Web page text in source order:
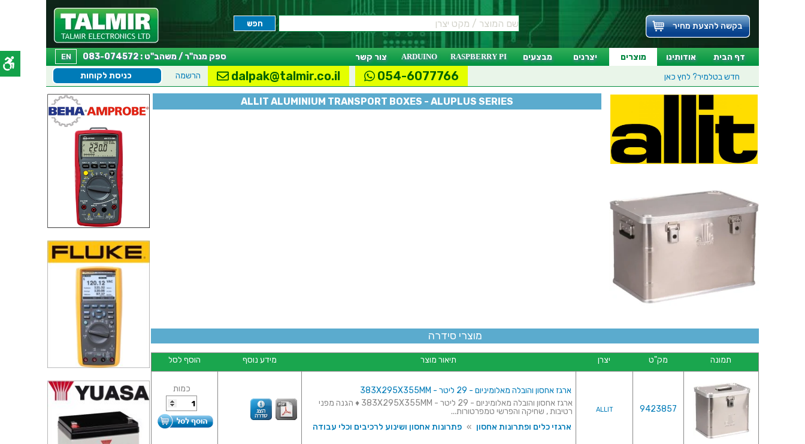
בקשה להצעת מחיר
דף הבית אודותינו מוצרים יצרנים מבצעים RASPBERRY PI
ARDUINO צור קשר EN
ספק מנה"ר / משהב"ט : 083-074572
חדש בטלמיר? לחץ כאן כניסת לקוחות הרשמה dalpak@talmir.co.il 054-6077766
ALLIT ALUMINIUM TRANSPORT BOXES - ALUPLUS SERIES
מוצרי סידרה
תמונה מק"ט יצרן תיאור מוצר מידע נוסף הוסף לסל
9423857
ALLIT
ארגז אחסון והובלה מאלומיניום - 29 ליטר - 383X295X355MM
ארגז אחסון והובלה מאלומיניום - 29 ליטר - 383X295X355MM ♦ הגנה מפני
רטיבות , שחיקה והפרשי טמפרטורות...
ארגזי כלים ופתרונות אחסון » פתרונות אחסון ושינוע לרכיבים וכלי עבודה
כמות